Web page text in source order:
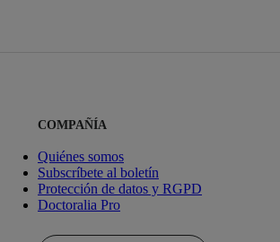
COMPAÑÍA
Quiénes somos
Subscríbete al boletín
Protección de datos y RGPD
Doctoralia Pro